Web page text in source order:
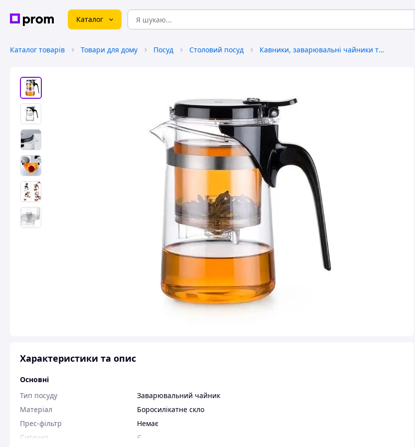
Каталог
Каталог товарів Товари для дому Посуд Столовий посуд Кавники, заварювальні чайники та аксесуари
Характеристики та опис
Основні
Тип посуду
Заварювальний чайник
Матеріал
Боросилікатне скло
Прес-фільтр
Немає
Ситечко
Є